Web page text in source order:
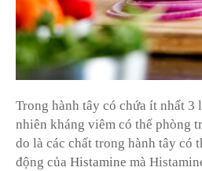
Trong hành tây có chứa ít nhất 3
nhiên kháng viêm có thể phòng
do là các chất trong hành tây có
động của Histamine mà